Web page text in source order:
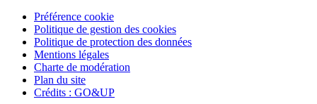
Préférence cookie
Politique de gestion des cookies
Politique de protection des données
Mentions légales
Charte de modération
Plan du site
Crédits : GO&UP